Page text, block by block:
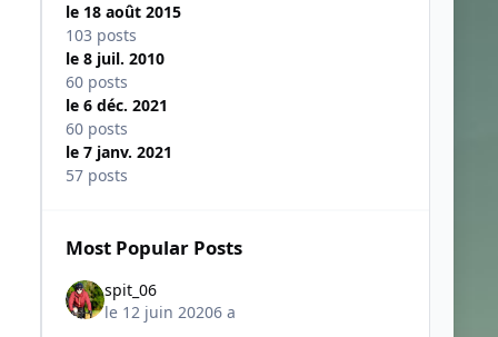
le 18 août 2015
103 posts
le 8 juil. 2010
60 posts
le 6 déc. 2021
60 posts
le 7 janv. 2021
57 posts
Most Popular Posts
spit_06
le 12 juin 20206 a